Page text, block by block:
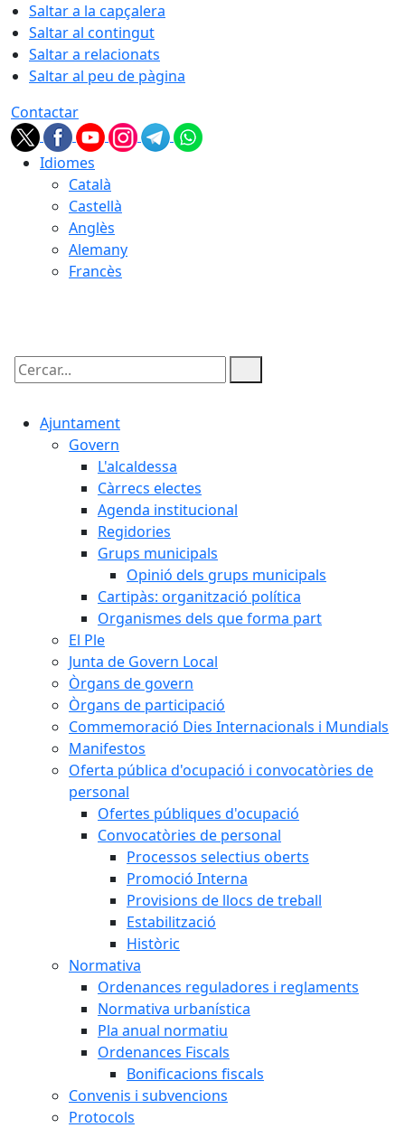
Saltar a la capçalera
Saltar al contingut
Saltar a relacionats
Saltar al peu de pàgina
Contactar
Idiomes
Català
Castellà
Anglès
Alemany
Francès
Cercar:
Ajuntament
Govern
L'alcaldessa
Càrrecs electes
Agenda institucional
Regidories
Grups municipals
Opinió dels grups municipals
Cartipàs: organització política
Organismes dels que forma part
El Ple
Junta de Govern Local
Òrgans de govern
Òrgans de participació
Commemoració Dies Internacionals i Mundials
Manifestos
Oferta pública d'ocupació i convocatòries de
personal
Ofertes públiques d'ocupació
Convocatòries de personal
Processos selectius oberts
Promoció Interna
Provisions de llocs de treball
Estabilització
Històric
Normativa
Ordenances reguladores i reglaments
Normativa urbanística
Pla anual normatiu
Ordenances Fiscals
Bonificacions fiscals
Convenis i subvencions
Protocols